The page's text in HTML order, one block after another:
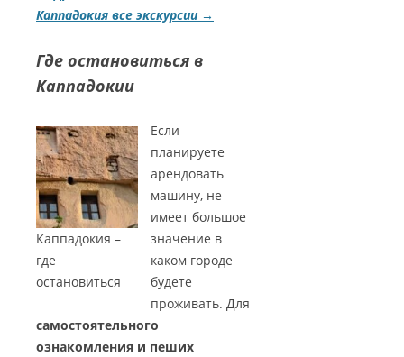
Каппадокия все экскурсии →
Где остановиться в
Каппадокии
Каппадокия –
где
остановиться
Если
планируете
арендовать
машину, не
имеет большое
значение в
каком городе
будете
проживать. Для
самостоятельного
ознакомления и пеших